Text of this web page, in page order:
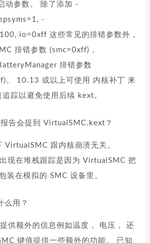
动参数。 除了添加 -
-
io=0xff 这些常见的排错参数外，
排错参数 (smc=0xff)，
排错参数
。 10.13 或以上可使用 内核补丁 来
踪以避免使用后续 kext。
告会提到 VirtualSMC.kext？
VirtualSMC 跟内核崩溃无关。
现在堆栈跟踪是因为 VirtualSMC 把
装在模拟的 SMC 设备里。
么用？
供额外的信息例如温度， 电压， 还
键值提供一些额外的功能。 已知